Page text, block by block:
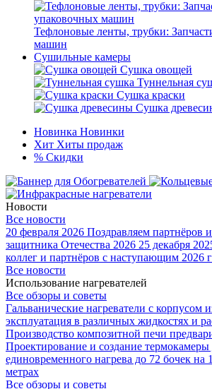
Тефлоновые ленты, трубки:
машин
Сушильные камеры
Сушка овощей
Туннельная
Сушка краски
Сушка
Новинка Новинки
Хит Хиты продаж
% Скидки
Новости
Все новости
20 февраля 2026 Поздравляем партнёров
защитника Отечества 2026 25 декабря
коллег и партнёров с наступающим 2026
Все новости
Использование нагревателей
Все обзоры и советы
Гальванические нагреватели с корпусом
эксплуатация в различных жидкостях и
Производство композитной печи
Проектирование и создание термокамеры
единовременного нагрева до 72 бочек на
метрах
Все обзоры и советы